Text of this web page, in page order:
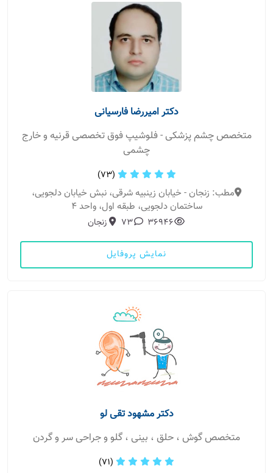
دکتر امیررضا فارسیانی
متخصص چشم پزشکی - فلوشیپ فوق تخصصی قرنیه و خارج
چشمی
(73)
مطب: زنجان - خیابان زینبیه شرقی، نبش خیابان دلجویی،
ساختمان دلجویی، طبقه اول، واحد 4
36946
73 زنجان
نمایش پروفایل
دکتر مشهود تقی لو
متخصص گوش ، حلق ، بینی ، گلو و جراحی سر و گردن
(71)